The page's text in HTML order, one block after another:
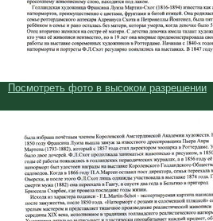
Посмотреть фото в высоком разрешении